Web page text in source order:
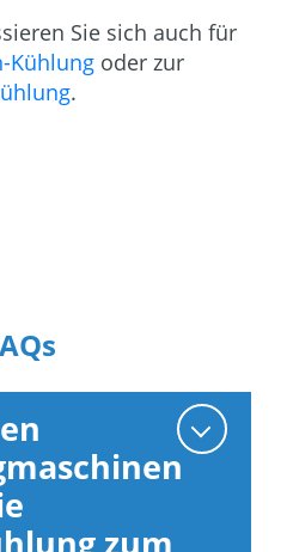
Sie sich auch für
Kühlung oder zur
.